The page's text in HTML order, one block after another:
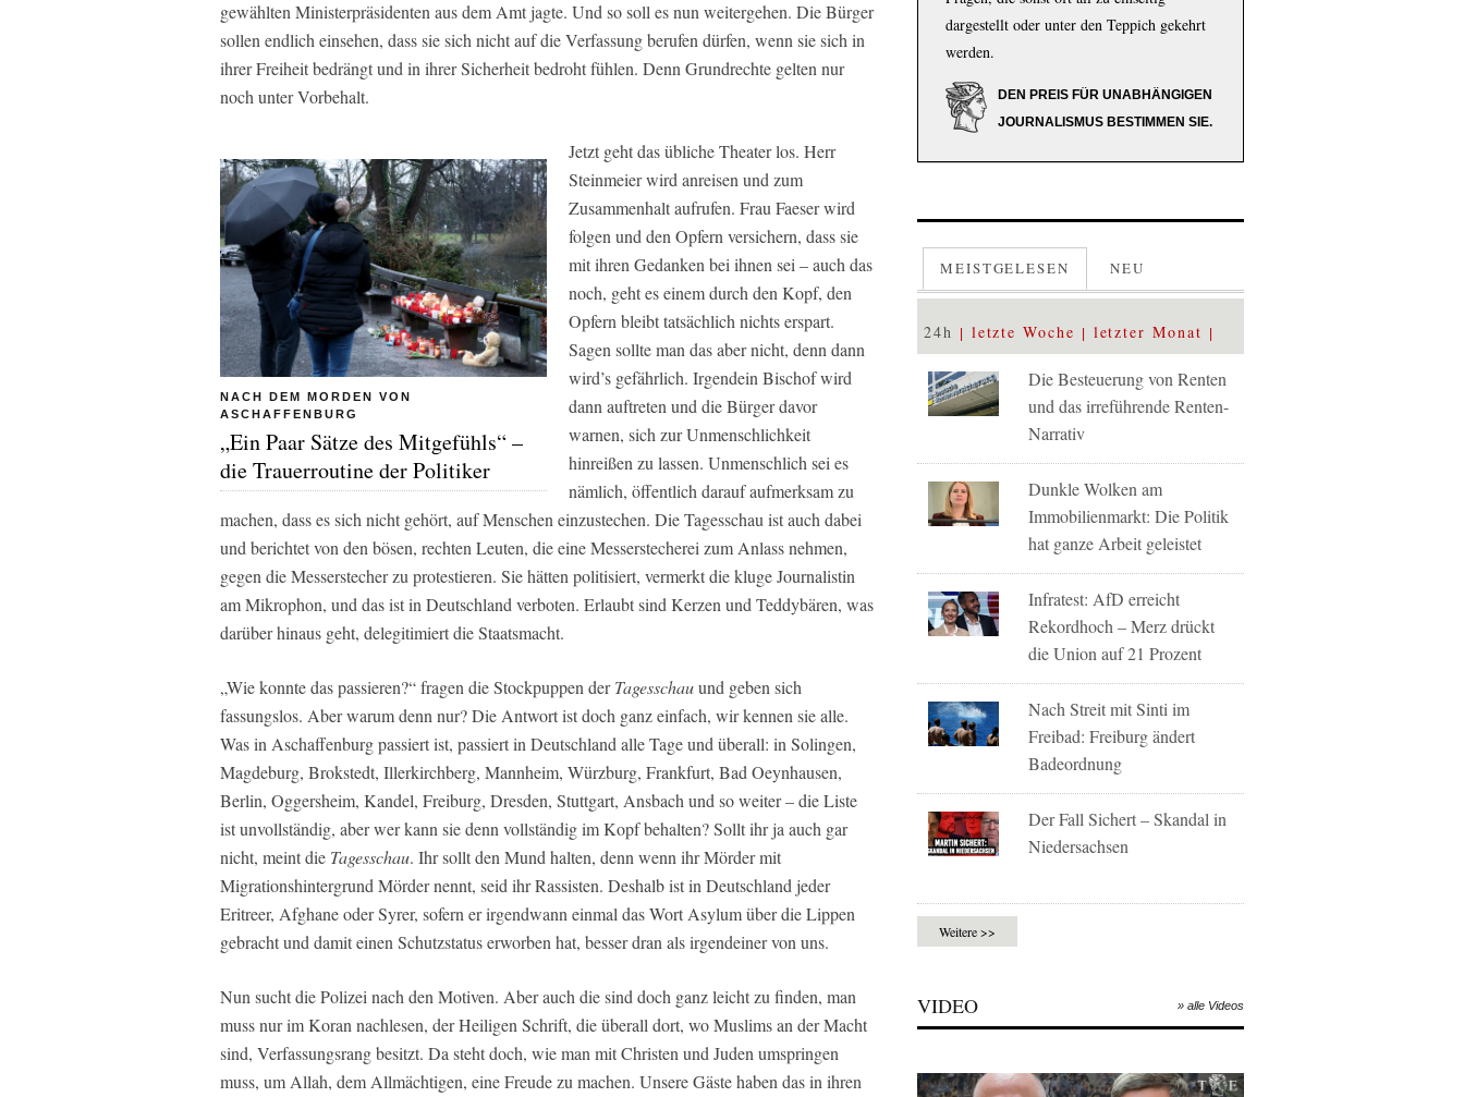
gewählten Ministerpräsidenten aus dem Amt jagte. Und so soll es nun weitergehen. Die Bürger
sollen endlich einsehen, dass sie sich nicht auf die Verfassung berufen dürfen, wenn sie sich in
ihrer Freiheit bedrängt und in ihrer Sicherheit bedroht fühlen. Denn Grundrechte gelten nur
noch unter Vorbehalt.
NACH DEM MORDEN VON
ASCHAFFENBURG
„Ein Paar Sätze des Mitgefühls“ –
die Trauerroutine der Politiker
Jetzt geht das übliche Theater los. Herr
Steinmeier wird anreisen und zum
Zusammenhalt aufrufen. Frau Faeser wird
folgen und den Opfern versichern, dass sie
mit ihren Gedanken bei ihnen sei – auch das
noch, geht es einem durch den Kopf, den
Opfern bleibt tatsächlich nichts erspart.
Sagen sollte man das aber nicht, denn dann
wird’s gefährlich. Irgendein Bischof wird
dann auftreten und die Bürger davor
warnen, sich zur Unmenschlichkeit
hinreißen zu lassen. Unmenschlich sei es
nämlich, öffentlich darauf aufmerksam zu
machen, dass es sich nicht gehört, auf Menschen einzustechen. DieTagesschau ist auch dabei
und berichtet von den bösen, rechten Leuten, die eine Messerstecherei zum Anlass nehmen,
gegen die Messerstecher zu protestieren. Sie hätten politisiert, vermerkt die kluge Journalistin
am Mikrophon, und das ist in Deutschland verboten. Erlaubt sind Kerzen und Teddybären, was
darüber hinaus geht, delegitimiert die Staatsmacht.
„Wie konnte das passieren?“ fragen die Stockpuppen derTagesschauund geben sich
fassungslos. Aber warum denn nur? Die Antwort ist doch ganz einfach, wir kennen sie alle.
Was in Aschaffenburg passiert ist, passiert in Deutschland alle Tage und überall: in Solingen,
Magdeburg, Brokstedt, Illerkirchberg, Mannheim, Würzburg, Frankfurt, Bad Oeynhausen,
Berlin, Oggersheim, Kandel, Freiburg, Dresden, Stuttgart, Ansbach und so weiter – die Liste
ist unvollständig, aber wer kann sie denn vollständig im Kopf behalten? Sollt ihr ja auch gar
nicht, meint die Tagesschau. Ihr sollt den Mund halten, denn wenn ihr Mörder mit
Migrationshintergrund Mörder nennt, seid ihr Rassisten. Deshalb ist in Deutschland jeder
Eritreer, Afghane oder Syrer, sofern er irgendwann einmal das Wort Asylum über die Lippen
gebracht und damit einen Schutzstatus erworben hat, besser dran als irgendeiner von uns.
Nun sucht die Polizei nach den Motiven. Aber auch die sind doch ganz leicht zu finden, man
muss nur im Koran nachlesen, der Heiligen Schrift, die überall dort, wo Muslims an der Macht
sind, Verfassungsrang besitzt. Da steht doch, wie man mit Christen und Juden umspringen
muss, um Allah, dem Allmächtigen, eine Freude zu machen. Unsere Gäste haben das in ihren
dargestellt oder unter den Teppich gekehrt
werden.
DEN PREIS FÜR UNABHÄNGIGEN
JOURNALISMUS BESTIMMEN SIE.
MEISTGELESEN NEU
24h letzte Woche letzter Monat
Die Besteuerung von Renten
und das irreführende Renten-
Narrativ
Dunkle Wolken am
Immobilienmarkt: Die Politik
hat ganze Arbeit geleistet
Infratest: AfD erreicht
Rekordhoch – Merz drückt
die Union auf 21 Prozent
Nach Streit mit Sinti im
Freibad: Freiburg ändert
Badeordnung
Der Fall Sichert – Skandal in
Niedersachsen
Weitere >>
VIDEO » alle Videos